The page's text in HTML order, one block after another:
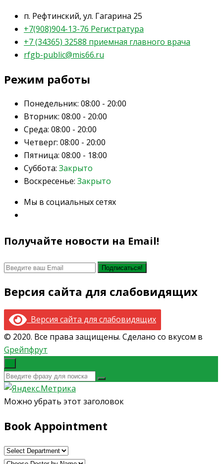
п. Рефтинский, ул. Гагарина 25
+7(908)904-13-76 Регистратура
+7 (34365) 32588 приемная главного врача
rfgb-public@mis66.ru
Режим работы
Понедельник: 08:00 - 20:00
Вторник: 08:00 - 20:00
Среда: 08:00 - 20:00
Четверг: 08:00 - 20:00
Пятница: 08:00 - 18:00
Суббота: Закрыто
Воскресенье: Закрыто
Мы в социальных сетях
Получайте новости на Email!
Версия сайта для слабовидящих
Версия сайта для слабовидящих
© 2020. Все права защищены. Сделано со вкусом в
Gрейпфрут
Можно убрать этот заголовок
Book Appointment